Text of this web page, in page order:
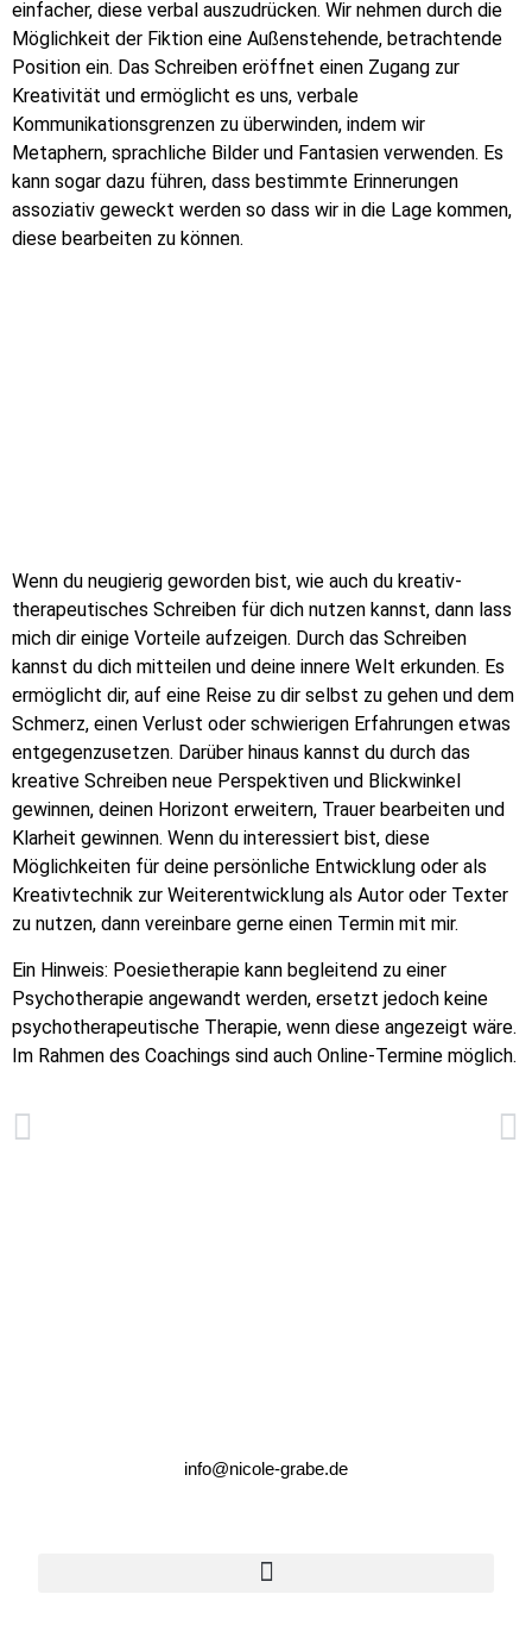
einfacher, diese verbal auszudrücken. Wir nehmen durch die
Möglichkeit der Fiktion eine Außenstehende, betrachtende
Position ein. Das Schreiben eröffnet einen Zugang zur
Kreativität und ermöglicht es uns, verbale
Kommunikationsgrenzen zu überwinden, indem wir
Metaphern, sprachliche Bilder und Fantasien verwenden. Es
kann sogar dazu führen, dass bestimmte Erinnerungen
assoziativ geweckt werden so dass wir in die Lage kommen,
diese bearbeiten zu können.
Wenn du neugierig geworden bist, wie auch du kreativ-
therapeutisches Schreiben für dich nutzen kannst, dann lass
mich dir einige Vorteile aufzeigen. Durch das Schreiben
kannst du dich mitteilen und deine innere Welt erkunden. Es
ermöglicht dir, auf eine Reise zu dir selbst zu gehen und dem
Schmerz, einen Verlust oder schwierigen Erfahrungen etwas
entgegenzusetzen. Darüber hinaus kannst du durch das
kreative Schreiben neue Perspektiven und Blickwinkel
gewinnen, deinen Horizont erweitern, Trauer bearbeiten und
Klarheit gewinnen. Wenn du interessiert bist, diese
Möglichkeiten für deine persönliche Entwicklung oder als
Kreativtechnik zur Weiterentwicklung als Autor oder Texter
zu nutzen, dann vereinbare gerne einen Termin mit mir.
Ein Hinweis: Poesietherapie kann begleitend zu einer
Psychotherapie angewandt werden, ersetzt jedoch keine
psychotherapeutische Therapie, wenn diese angezeigt wäre.
Im Rahmen des Coachings sind auch Online-Termine möglich.
info@nicole-grabe.de